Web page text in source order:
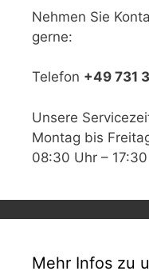
Nehmen Sie
gerne:
Telefon +49 731
Unsere
Montag bis
08:30 Uhr –
Mehr Infos zu